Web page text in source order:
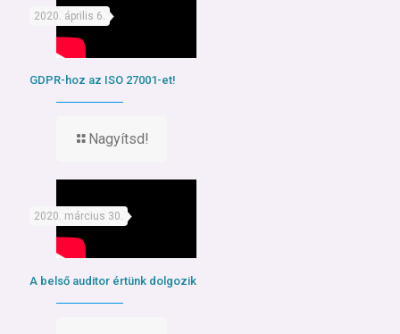
2020. április 6.
GDPR-hoz az ISO 27001-et!
Nagyítsd!
2020. március 30.
A belső auditor értünk dolgozik